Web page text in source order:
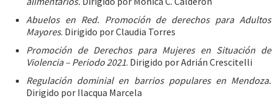
Abuelos en Red. Promoción de derechos para Adultos
Mayores. Dirigido por Claudia Torres
Promoción de Derechos para Mujeres en Situación de
Violencia – Periodo 2021. Dirigido por Adrián Crescitelli
Regulación dominial en barrios populares en Mendoza.
Dirigido por Ilacqua Marcela